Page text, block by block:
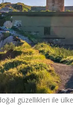
güzellikleri ile